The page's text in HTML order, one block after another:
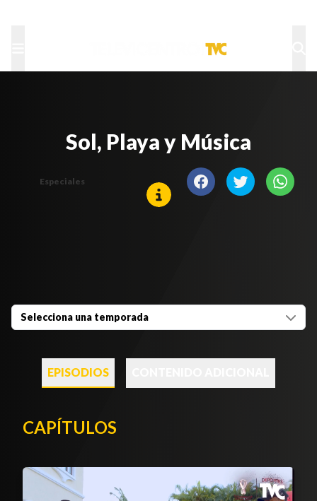
Especiales
Sol, Playa y Música
Selecciona una temporada
EPISODIOS
CAPÍTULOS